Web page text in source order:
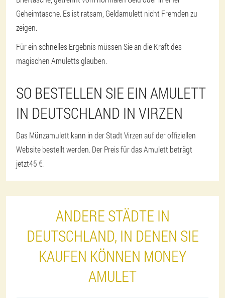
Geheimtasche. Es ist ratsam, Geldamulett nicht Fremden zu
zeigen.
Für ein schnelles Ergebnis müssen Sie an die Kraft des
magischen Amuletts glauben.
SO BESTELLEN SIE EIN AMULETT
IN DEUTSCHLAND IN VIRZEN
Das Münzamulett kann in der Stadt Virzen auf der offiziellen
Website bestellt werden. Der Preis für das Amulett beträgt
jetzt45 €.
ANDERE STÄDTE IN
DEUTSCHLAND, IN DENEN SIE
KAUFEN KÖNNEN MONEY
AMULET